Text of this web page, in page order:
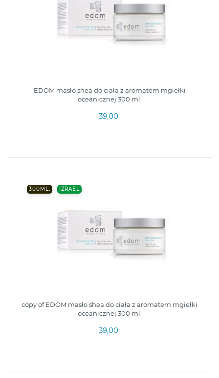
EDOM masło shea do ciała z aromatem mgiełki
oceanicznej 300 ml.
39,00
300ML. IZRAEL
copy of EDOM masło shea do ciała z aromatem mgiełki
oceanicznej 300 ml.
39,00